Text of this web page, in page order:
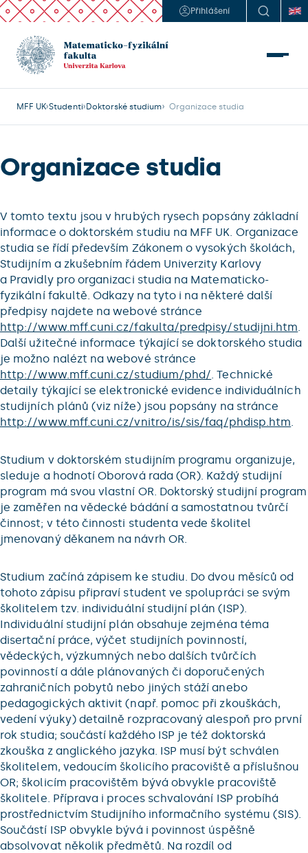
Přihlášení
MFF UK Studenti Doktorské studium
  Organizace studia
Organizace studia
V tomto textu jsou v hrubých rysech popsány základní
informace o doktorském studiu na MFF UK. Organizace
studia se řídí především Zákonem o vysokých školách,
Studijním a zkušebním řádem Univerzity Karlovy
a Pravidly pro organizaci studia na Matematicko-
fyzikální fakultě. Odkazy na tyto i na některé další
předpisy najdete na webové stránce
http://www.mff.cuni.cz/fakulta/predpisy/studijni.htm.
Další užitečné informace týkající se doktorského studia
je možno nalézt na webové stránce
http://www.mff.cuni.cz/studium/phd/. Technické
detaily týkající se elektronické evidence individuálních
studijních plánů (viz níže) jsou popsány na stránce
http://www.mff.cuni.cz/vnitro/is/sis/faq/phdisp.htm.
Studium v doktorském studijním programu organizuje,
sleduje a hodnotí Oborová rada (OR). Každý studijní
program má svou vlastní OR. Doktorský studijní program
je zaměřen na vědecké bádání a samostatnou tvůrčí
činnost; v této činnosti studenta vede školitel
jmenovaný děkanem na návrh OR.
Studium začíná zápisem ke studiu. Do dvou měsíců od
tohoto zápisu připraví student ve spolupráci se svým
školitelem tzv. individuální studijní plán (ISP).
Individuální studijní plán obsahuje zejména téma
disertační práce, výčet studijních povinností,
vědeckých, výzkumných nebo dalších tvůrčích
povinností a dále plánovaných či doporučených
zahraničních pobytů nebo jiných stáží anebo
pedagogických aktivit (např. pomoc při zkouškách,
vedení výuky) detailně rozpracovaný alespoň pro první
rok studia; součástí každého ISP je též doktorská
zkouška z anglického jazyka. ISP musí být schválen
školitelem, vedoucím školicího pracoviště a příslušnou
OR; školicím pracovištěm bývá obvykle pracoviště
školitele. Příprava i proces schvalování ISP probíhá
prostřednictvím Studijního informačního systému (SIS).
Součástí ISP obvykle bývá i povinnost úspěšně
absolvovat několik předmětů. Na rozdíl od